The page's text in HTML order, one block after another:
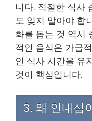
니다. 적절한 식사
도 잊지 말아야 합
화를 돕는 것 역시
적인 음식은 가급
인 식사 시간을 유
것이 핵심입니다.
3. 왜 인내심